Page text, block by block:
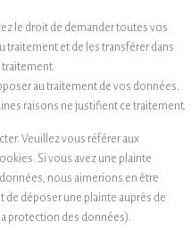
le droit de demander toutes vos
traitement et de les transférer dans
traitement.
au traitement de vos données.
raisons ne justifient ce traitement.
Veuillez vous référer aux
Si vous avez une plainte
nous aimerions en être
déposer une plainte auprès de
protection des données).